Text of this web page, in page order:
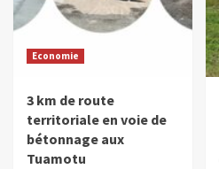
Economie
3 km de route
territoriale en voie de
bétonnage aux
Tuamotu